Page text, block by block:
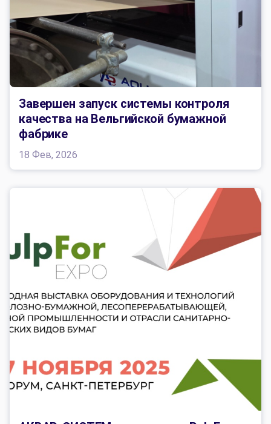
18 Фев, 2026
Завершен запуск системы контроля
качества на Вельгийской бумажной
фабрике